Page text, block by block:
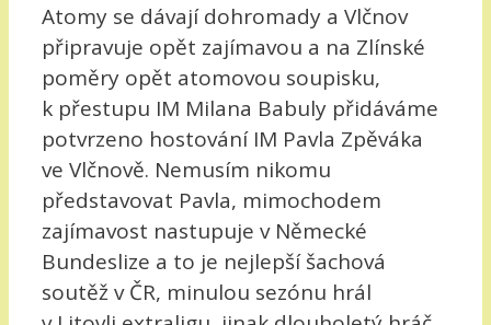
Atomy se dávají dohromady a Vlčnov
připravuje opět zajímavou a na Zlínské
poměry opět atomovou soupisku,
k přestupu IM Milana Babuly přidáváme
potvrzeno hostování IM Pavla Zpěváka
ve Vlčnově. Nemusím nikomu
představovat Pavla, mimochodem
zajímavost nastupuje v Německé
Bundeslize a to je nejlepší šachová
soutěž v ČR, minulou sezónu hrál